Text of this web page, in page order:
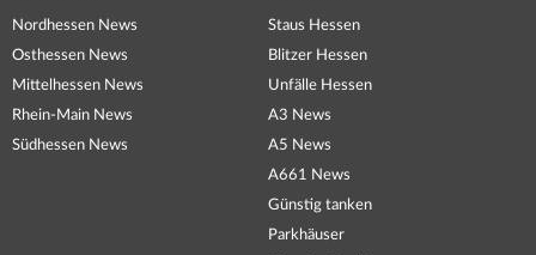
Nordhessen News
Osthessen News
Mittelhessen News
Rhein-Main News
Südhessen News
Staus Hessen
Blitzer Hessen
Unfälle Hessen
A3 News
A5 News
A661 News
Günstig tanken
Parkhäuser